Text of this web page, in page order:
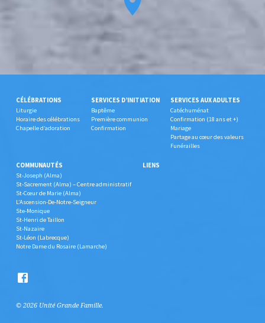
CÉLÉBRATIONS
Liturgie
Horaire des célébrations
Chapelle d’adoration
SERVICES D’INITIATION
Baptême
Première communion
Confirmation
SERVICES AUX ADULTES
Catéchuménat
Confirmation (18 ans et +)
Mariage
Partage au cœur des valeurs
Funérailles
COMMUNAUTÉS
St-Joseph (Alma)
St-Sacrement (Alma) – Centre administratif
St-Cœur de Marie (Alma)
L’Ascension-De-Notre-Seigneur
Ste-Monique
St-Henri de Taillon
St-Nazaire
St-Léon (Labrecque)
Notre Dame du Rosaire (Lamarche)
LIENS
© 2026 Unité Grande Famille.